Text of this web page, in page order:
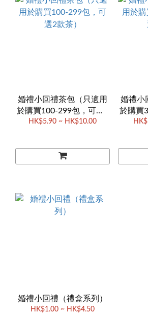
婚禮小回禮茶包（只適用
於購買100-299包，可選2
款茶）
HK$5.90 ~ HK$10.00
婚禮小
於購買
婚禮小回禮（禮盒系列）
HK$1.00 ~ HK$4.50